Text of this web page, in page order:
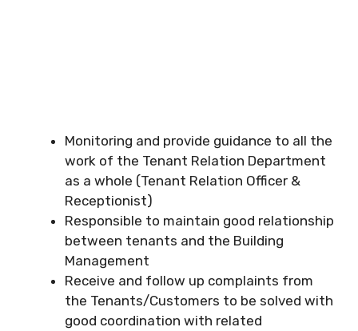
Monitoring and provide guidance to all the
work of the Tenant Relation Department
as a whole (Tenant Relation Officer &
Receptionist)
Responsible to maintain good relationship
between tenants and the Building
Management
Receive and follow up complaints from
the Tenants/Customers to be solved with
good coordination with related